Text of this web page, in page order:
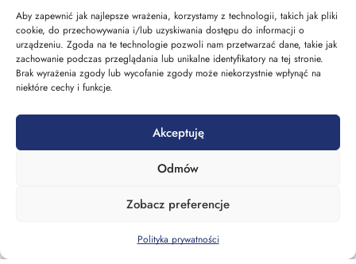
Aby zapewnić jak najlepsze wrażenia, korzystamy z technologii, takich jak pliki
cookie, do przechowywania i/lub uzyskiwania dostępu do informacji o
urządzeniu. Zgoda na te technologie pozwoli nam przetwarzać dane, takie jak
zachowanie podczas przeglądania lub unikalne identyfikatory na tej stronie.
Brak wyrażenia zgody lub wycofanie zgody może niekorzystnie wpłynąć na
niektóre cechy i funkcje.
Akceptuję
Odmów
Zobacz preferencje
Polityka prywatności
Blog
Moje konto